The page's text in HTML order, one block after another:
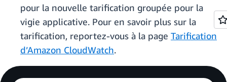
pour la nouvelle tarification groupée pour la
vigie applicative. Pour en savoir plus sur la
tarification, reportez-vous à la page Tarification
d’Amazon CloudWatch.